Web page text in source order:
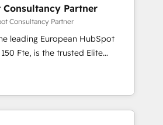
🔌 Integrating HubSpot
🎓 Training your teams to be
generation services using
, Data
& Platform
Consultancy Partner
Consultancy Partner
leading European HubSpot
trusted Elite
offering you a roadmap on
and achieving Commercial
targeted processes, we
transformation and minimize